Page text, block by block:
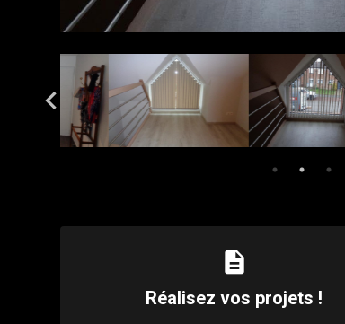
description
Réalisez vos projets !